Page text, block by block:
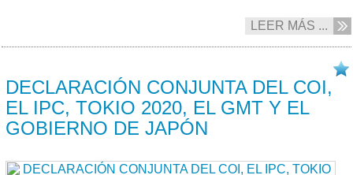
LEER MÁS ...
DECLARACIÓN CONJUNTA DEL COI,
EL IPC, TOKIO 2020, EL GMT Y EL
GOBIERNO DE JAPÓN